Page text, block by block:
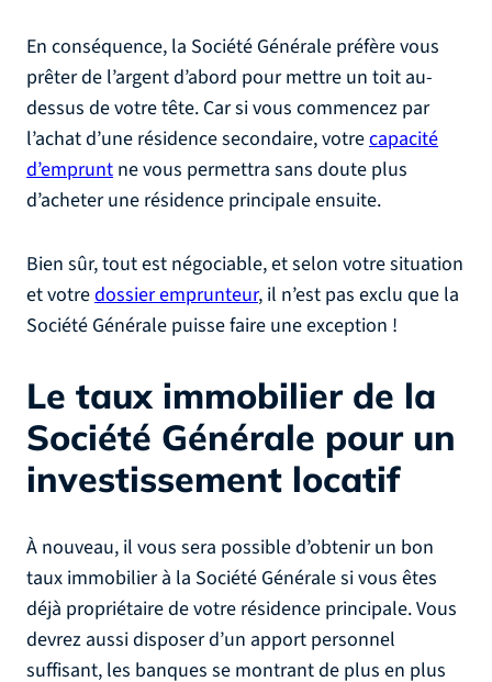
En conséquence, la Société Générale préfère vous
prêter de l’argent d’abord pour mettre un toit au-
dessus de votre tête. Car si vous commencez par
l’achat d’une résidence secondaire, votrecapacité
d’emprunt ne vous permettra sans doute plus
d’acheter une résidence principale ensuite.
Bien sûr, tout est négociable, et selon votre situation
et votredossier emprunteur, il n’est pas exclu que la
Société Générale puisse faire une exception !
Le taux immobilier de la
Société Générale pour un
investissement locatif
À nouveau, il vous sera possible d’obtenir un bon
taux immobilier à la Société Générale si vous êtes
déjà propriétaire de votre résidence principale. Vous
devrez aussi disposer d’un apport personnel
suffisant, les banques se montrant de plus en plus